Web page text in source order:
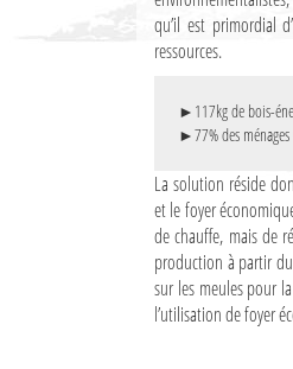
Le Nord de Madagascar
qu’il est primordial
ressources.
►117kg de bois-
►77% des
La solution réside
et le foyer
de chauffe, mais de
production à partir du
sur les meules pour
l’utilisation de foyer